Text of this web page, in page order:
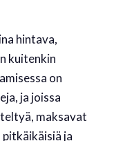
hintava,
kuitenkin
on
ja joissa
maksavat
ja